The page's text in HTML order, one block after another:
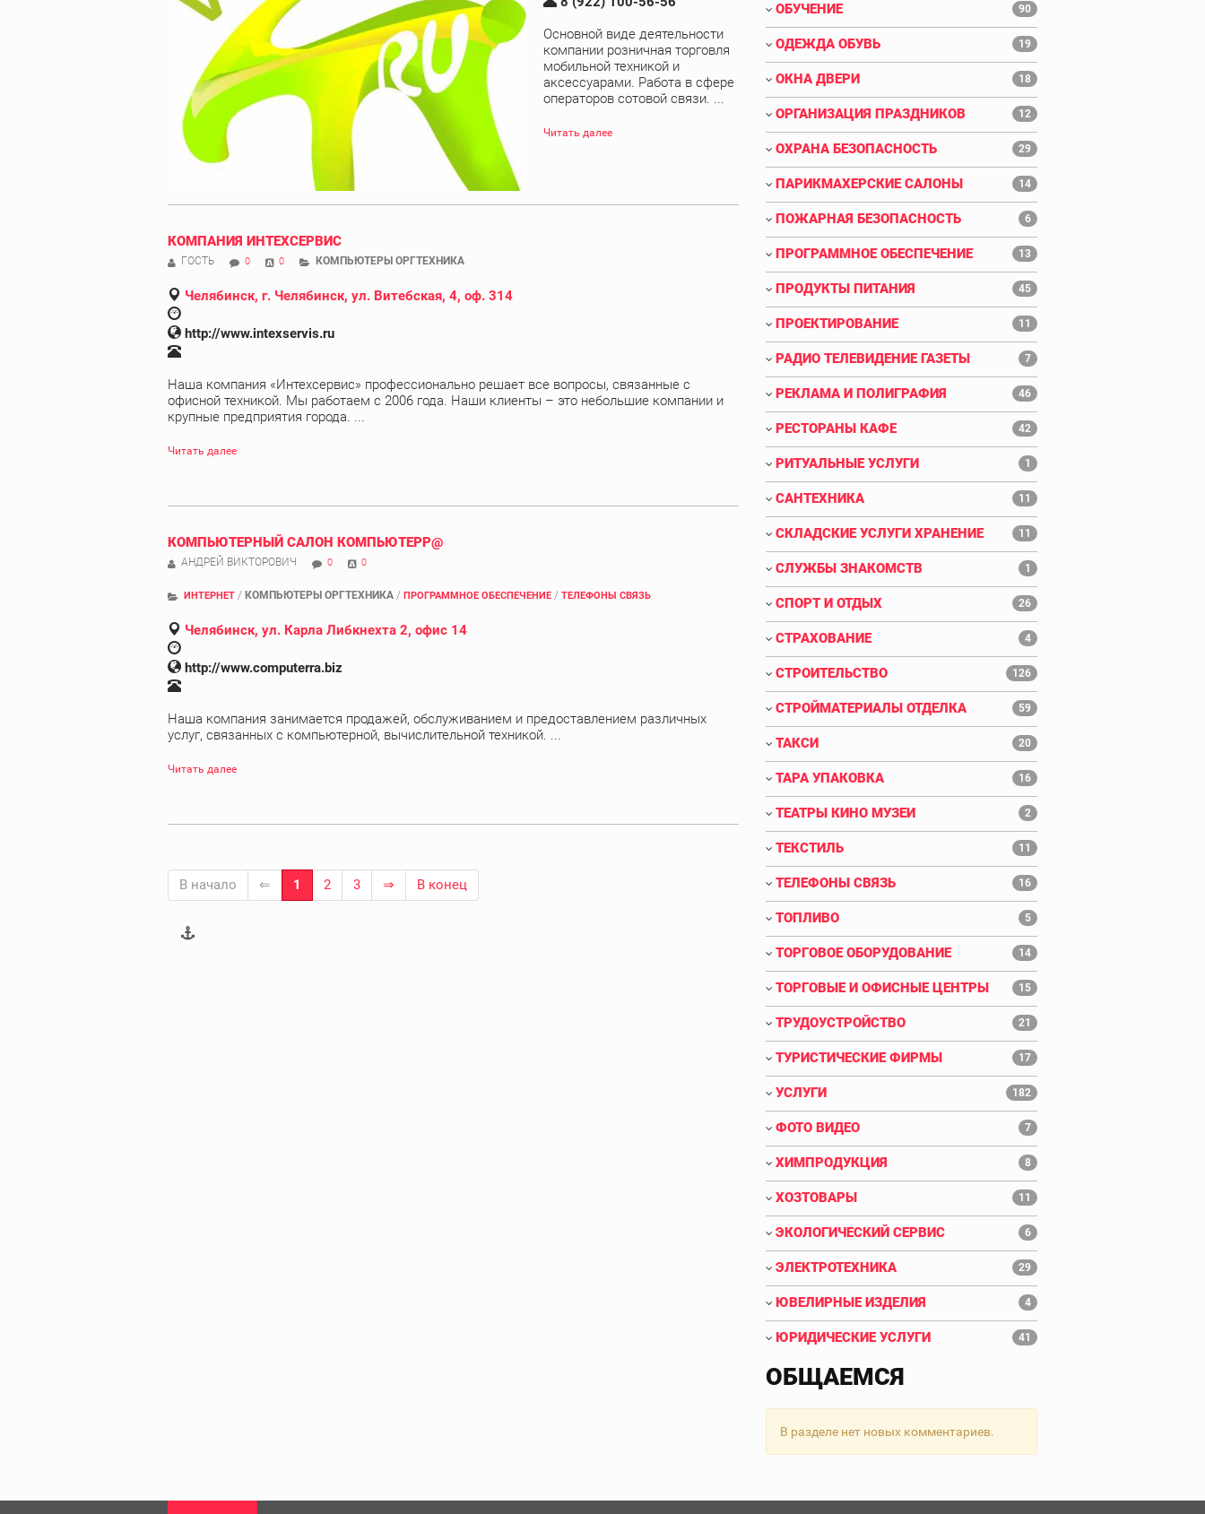
Основной виде деятельности
компании розничная торговля
мобильной техникой и
аксессуарами. Работа в сфере
операторов сотовой связи. ...
Читать далее
КОМПАНИЯ ИНТЕХСЕРВИС
ГОСТЬ 0 0 КОМПЬЮТЕРЫ ОРГТЕХНИКА
Челябинск, г. Челябинск, ул. Витебская, 4, оф. 314
http://www.intexservis.ru
Наша компания «Интехсервис» профессионально решает все вопросы, связанные с
офисной техникой. Мы работаем с 2006 года. Наши клиенты – это небольшие компании и
крупные предприятия города. ...
Читать далее
КОМПЬЮТЕРНЫЙ САЛОН КОМПЬЮТЕРР@
АНДРЕЙ ВИКТОРОВИЧ 0 0
ИНТЕРНЕТ / КОМПЬЮТЕРЫ ОРГТЕХНИКА / ПРОГРАММНОЕ ОБЕСПЕЧЕНИЕ / ТЕЛЕФОНЫ СВЯЗЬ
Челябинск, ул. Карла Либкнехта 2, офис 14
http://www.computerra.biz
Наша компания занимается продажей, обслуживанием и предоставлением различных
услуг, связанных с компьютерной, вычислительной техникой. ...
Читать далее
В начало ⇐ 1 2 3 ⇒ В конец
ОБУЧЕНИЕ 90
ОДЕЖДА ОБУВЬ 19
ОКНА ДВЕРИ 18
ОРГАНИЗАЦИЯ ПРАЗДНИКОВ 12
ОХРАНА БЕЗОПАСНОСТЬ 29
ПАРИКМАХЕРСКИЕ САЛОНЫ 14
ПОЖАРНАЯ БЕЗОПАСНОСТЬ 6
ПРОГРАММНОЕ ОБЕСПЕЧЕНИЕ 13
ПРОДУКТЫ ПИТАНИЯ 45
ПРОЕКТИРОВАНИЕ 11
РАДИО ТЕЛЕВИДЕНИЕ ГАЗЕТЫ 7
РЕКЛАМА И ПОЛИГРАФИЯ 46
РЕСТОРАНЫ КАФЕ 42
РИТУАЛЬНЫЕ УСЛУГИ 1
САНТЕХНИКА 11
СКЛАДСКИЕ УСЛУГИ ХРАНЕНИЕ 11
СЛУЖБЫ ЗНАКОМСТВ 1
СПОРТ И ОТДЫХ 26
СТРАХОВАНИЕ 4
СТРОИТЕЛЬСТВО 126
СТРОЙМАТЕРИАЛЫ ОТДЕЛКА 59
ТАКСИ 20
ТАРА УПАКОВКА 16
ТЕАТРЫ КИНО МУЗЕИ 2
ТЕКСТИЛЬ 11
ТЕЛЕФОНЫ СВЯЗЬ 16
ТОПЛИВО 5
ТОРГОВОЕ ОБОРУДОВАНИЕ 14
ТОРГОВЫЕ И ОФИСНЫЕ ЦЕНТРЫ 15
ТРУДОУСТРОЙСТВО 21
ТУРИСТИЧЕСКИЕ ФИРМЫ 17
УСЛУГИ 182
ФОТО ВИДЕО 7
ХИМПРОДУКЦИЯ 8
ХОЗТОВАРЫ 11
ЭКОЛОГИЧЕСКИЙ СЕРВИС 6
ЭЛЕКТРОТЕХНИКА 29
ЮВЕЛИРНЫЕ ИЗДЕЛИЯ 4
ЮРИДИЧЕСКИЕ УСЛУГИ 41
ОБЩАЕМСЯ
В разделе нет новых комментариев.